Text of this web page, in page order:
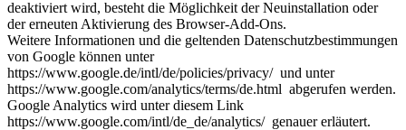
deaktiviert wird, besteht die Möglichkeit der Neuinstallation oder
der erneuten Aktivierung des Browser-Add-Ons.
Weitere Informationen und die geltenden Datenschutzbestimmungen
von Google können unter
https://www.google.de/intl/de/policies/privacy/ und unter
https://www.google.com/analytics/terms/de.html abgerufen werden.
Google Analytics wird unter diesem Link
https://www.google.com/intl/de_de/analytics/ genauer erläutert.